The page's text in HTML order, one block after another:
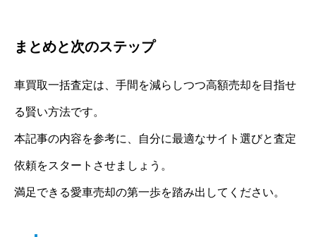
まとめと次のステップ
車買取一括査定は、手間を減らしつつ高額売却を目指せ
る賢い方法です。
本記事の内容を参考に、自分に最適なサイト選びと査定
依頼をスタートさせましょう。
満足できる愛車売却の第一歩を踏み出してください。